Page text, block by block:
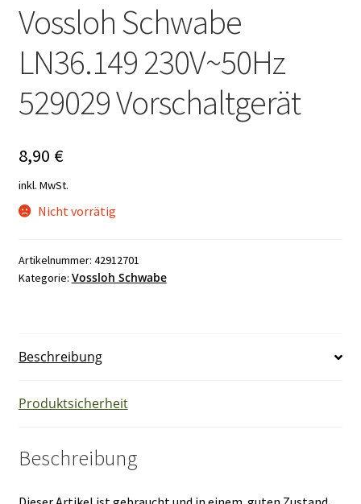
Vossloh Schwabe
LN36.149 230V~50Hz
529029 Vorschaltgerät
8,90 €
inkl. MwSt.
Nicht vorrätig
Artikelnummer: 42912701
Kategorie: Vossloh Schwabe
Beschreibung
Produktsicherheit
Beschreibung